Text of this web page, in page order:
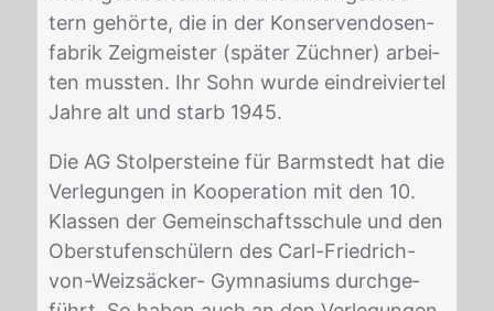
tern ge­hör­te, die in der Kon­ser­ven­do­sen­
fa­brik Zeig­meis­ter (spä­ter Züch­ner) ar­bei­
ten muss­ten. Ihr Sohn wur­de ein­drei­vier­tel
Jah­re alt und starb 1945.
Die AG Stol­per­stei­ne für Barm­stedt hat die
Ver­le­gun­gen in Ko­ope­ra­ti­on mit den 10.
Klas­sen der Ge­mein­schafts­schu­le und den
Ober­stu­fen­schü­lern des Carl-Fried­rich-
von-Weiz­sä­cker- Gym­na­si­ums durch­ge­